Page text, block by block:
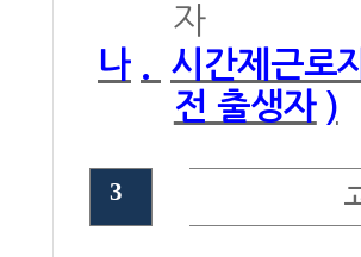
자
나 .
시간제근로
전 출생자 )
3